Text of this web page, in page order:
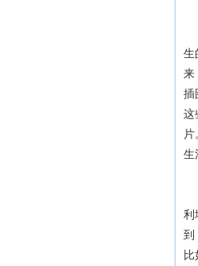
生
来
插
这
生
利
到